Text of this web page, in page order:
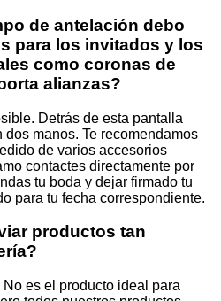
de antelación debo
para los invitados y los
como coronas de
alianzas?
Detrás de esta pantalla
manos. Te recomendamos
de varios accesorios
contactes directamente por
tu boda y dejar firmado tu
para tu fecha correspondiente.
productos tan
es el producto ideal para